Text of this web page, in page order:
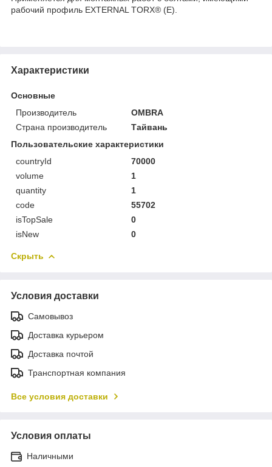
рабочий профиль EXTERNAL TORX® (Е).
Характеристики
Основные
Производитель
OMBRA
Страна производитель
Тайвань
Пользовательские характеристики
countryId
70000
volume
1
quantity
1
code
55702
isTopSale
0
isNew
0
Скрыть
Условия доставки
Самовывоз
Доставка курьером
Доставка почтой
Транспортная компания
Все условия доставки
Условия оплаты
Наличными